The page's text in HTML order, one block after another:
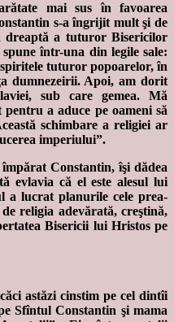
mai sus în favoarea
s-a îngrijit mult şi de
dreaptă a tuturor Bisericilor
într-una din legile sale:
tuturor popoarelor, în
dumnezeirii. Apoi, am dorit
sub care gemea. Mă
a aduce pe oameni să
schimbare a religiei ar
imperiului”.
Constantin, îşi dădea
evlavia că el este alesul lui
a lucrat planurile cele prea-
religia adevărată, creştină,
Bisericii lui Hristos pe
astăzi cinstim pe cel dintîi
Sfîntul Constantin şi mama